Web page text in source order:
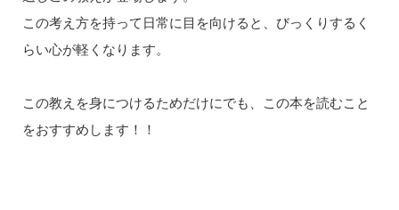
この考え方を持って日常に目を向けると、びっくりするく
らい心が軽くなります。
この教えを身につけるためだけにでも、この本を読むこと
をおすすめします！！